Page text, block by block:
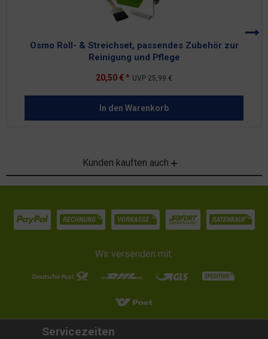
Osmo Roll- & Streichset, passendes Zubehör zur
Reinigung und Pflege
20,50 € * UVP 25,99 €
In den Warenkorb
Kunden kauften auch
Wir versenden mit:
Servicezeiten